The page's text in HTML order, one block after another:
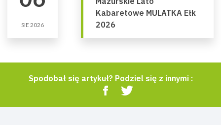
SIE 2026
Kabaretowe MULATKA Ełk
2026
Spodobał się artykuł? Podziel się z innymi :